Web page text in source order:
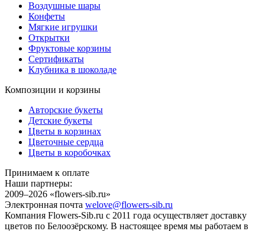
Воздушные шары
Конфеты
Мягкие игрушки
Открытки
Фруктовые корзины
Сертификаты
Клубника в шоколаде
Композиции и корзины
Авторские букеты
Детские букеты
Цветы в корзинах
Цветочные сердца
Цветы в коробочках
Принимаем к оплате
Наши партнеры:
2009–2026 «flowers-sib.ru»
Электронная почта welove@flowers-sib.ru
Компания Flowers-Sib.ru с 2011 года осуществляет доставку
цветов по Белоозёрскому. В настоящее время мы работаем в